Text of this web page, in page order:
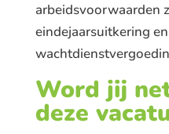
arbeidsvoorwaarden
eindejaarsuitkering en
Word jij
deze